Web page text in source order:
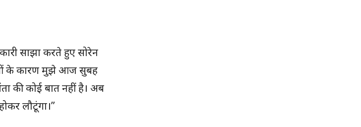
साझा करते हुए सोरेन
के कारण मुझे आज सुबह
की कोई बात नहीं है। अब
लौटूंगा।”